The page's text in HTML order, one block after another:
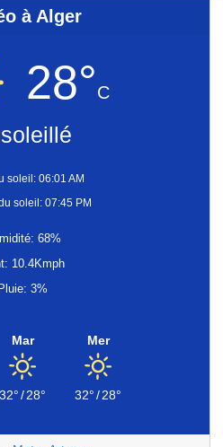
à Alger
28°C
soleil: 06:01 AM
soleil: 07:45 PM
68%
10.4Kmph
3%
Mar
32°/28°
Mer
32°/28°